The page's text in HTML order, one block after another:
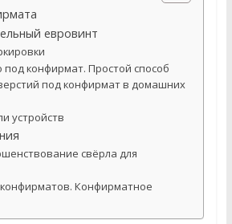
евровинт
конфирмат. Простой способ
под конфирмат в домашних
устройств
свёрла для
Конфирматное